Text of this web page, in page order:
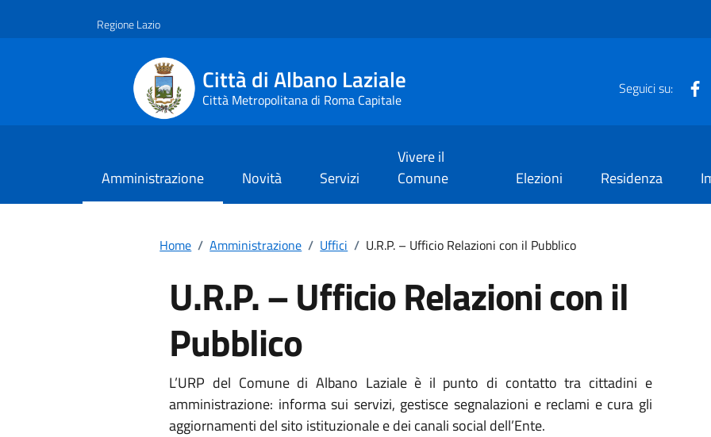
Regione Lazio
Città di Albano Laziale
Città Metropolitana di Roma Capitale
Seguici su:
Amministrazione Novità Servizi
Vivere il
Comune
Elezioni Residenza
Home / Amministrazione / Uffici / U.R.P. – Ufficio Relazioni con il Pubblico
U.R.P. – Ufficio Relazioni con il
Pubblico
L’URP del Comune di Albano Laziale è il punto di contatto tra cittadini e
amministrazione: informa sui servizi, gestisce segnalazioni e reclami e cura gli
aggiornamenti del sito istituzionale e dei canali social dell’Ente.